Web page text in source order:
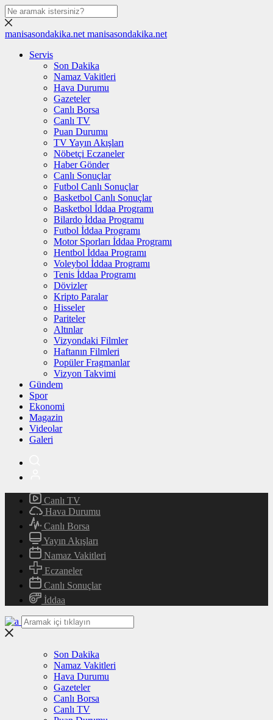
manisasondakika.net manisasondakika.net
Servis
Son Dakika
Namaz Vakitleri
Hava Durumu
Gazeteler
Canlı Borsa
Canlı TV
Puan Durumu
TV Yayın Akışları
Nöbetçi Eczaneler
Haber Gönder
Canlı Sonuçlar
Futbol Canlı Sonuçlar
Basketbol Canlı Sonuçlar
Basketbol İddaa Programı
Bilardo İddaa Programı
Futbol İddaa Programı
Motor Sporları İddaa Programı
Hentbol İddaa Programı
Voleybol İddaa Programı
Tenis İddaa Programı
Dövizler
Kripto Paralar
Hisseler
Pariteler
Altınlar
Vizyondaki Filmler
Haftanın Filmleri
Popüler Fragmanlar
Vizyon Takvimi
Gündem
Spor
Ekonomi
Magazin
Videolar
Galeri
Canlı TV
Hava Durumu
Canlı Borsa
Yayın Akışları
Namaz Vakitleri
Eczaneler
Canlı Sonuçlar
İddaa
Son Dakika
Namaz Vakitleri
Hava Durumu
Gazeteler
Canlı Borsa
Canlı TV